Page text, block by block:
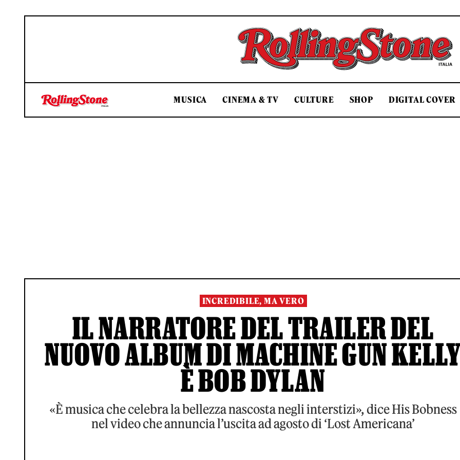
Rolling Stone Italia
MUSICA CINEMA & TV CULTURE SHOP DIGITAL COVER
INCREDIBILE, MA VERO
IL NARRATORE DEL TRAILER DEL
NUOVO ALBUM DI MACHINE GUN
È BOB DYLAN
«È musica che celebra la bellezza nascosta negli interstizi», dice His Bobness
nel video che annuncia l’uscita ad agosto di ‘Lost Americana’